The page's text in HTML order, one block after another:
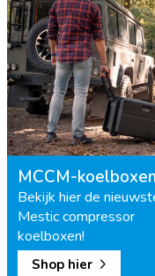
MCCM-koelboxen
Bekijk hier de
Mestic compressor
koelboxen!
Shop hier